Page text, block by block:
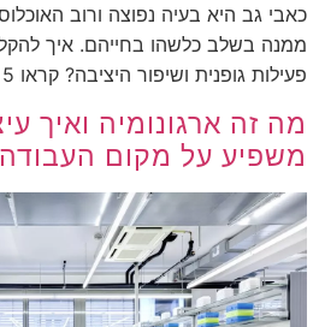
כאבי גב היא בעיה נפוצה ורוב
ממנה בשלב כלשהו בחייהם. איך
פעילות גופנית ושיפור היציבה? קראו 5 טיפים להקלה על כאבי גב
מה זה ארגונומיה ואיך
משפיע על מקום